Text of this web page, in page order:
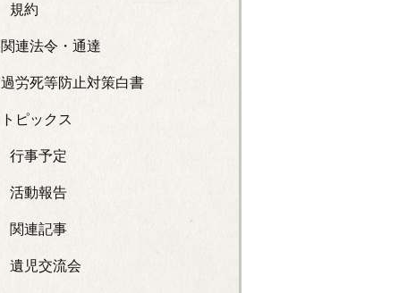
規約
関連法令・通達
過労死等防止対策白書
トピックス
行事予定
活動報告
関連記事
遺児交流会